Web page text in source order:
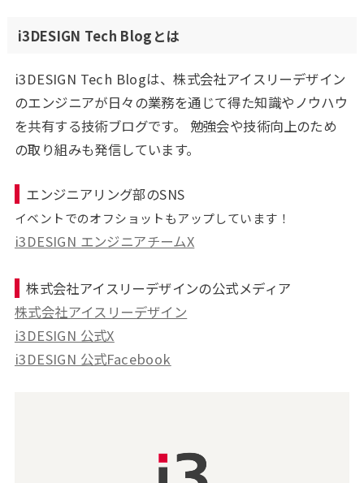
i3DESIGN Tech Blogとは
i3DESIGN Tech Blogは、株式会社アイスリーデザイン
のエンジニアが日々の業務を通じて得た知識やノウハウ
を共有する技術ブログです。 勉強会や技術向上のため
の取り組みも発信しています。
エンジニアリング部のSNS
イベントでのオフショットもアップしています！
i3DESIGN エンジニアチームX
株式会社アイスリーデザインの公式メディア
株式会社アイスリーデザイン
i3DESIGN 公式X
i3DESIGN 公式Facebook